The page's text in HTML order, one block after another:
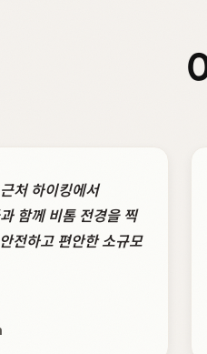
처 하이킹에서
함께 비톰 전경을 찍
전하고 편안한 소규모